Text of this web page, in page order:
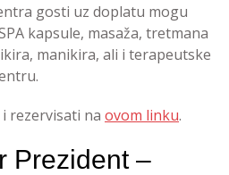
gosti uz doplatu mogu
kapsule, masaža, tretmana
manikira, ali i terapeutske
rezervisati na ovom linku.
Prezident –